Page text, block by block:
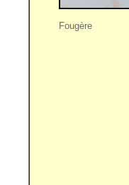
Fougère